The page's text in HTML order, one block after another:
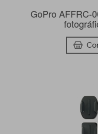
GoPro AFFRC-